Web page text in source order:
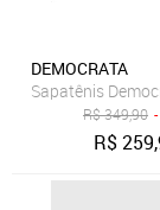
DEMOCRATA
Sapatênis
R$349,90
R$